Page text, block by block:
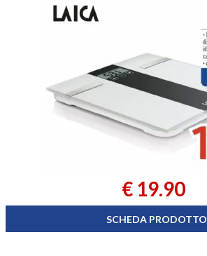
€ 19.90
SCHEDA PRODOTTO